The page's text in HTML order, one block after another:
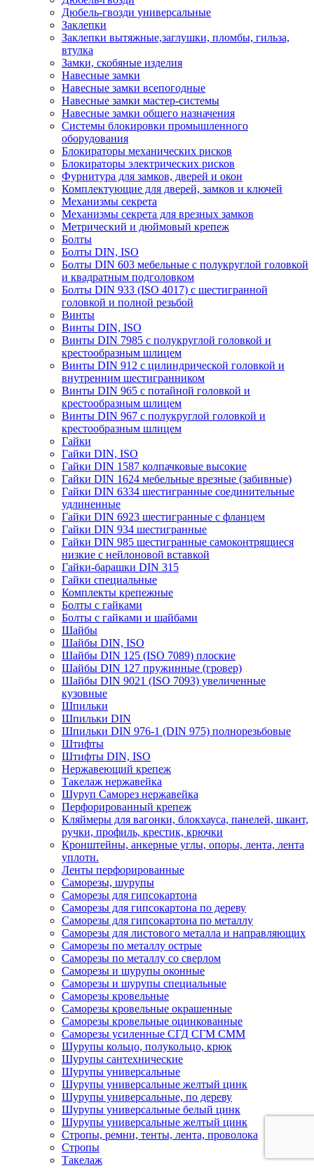
Дюбель-гвозди универсальные
Заклепки
Заклепки вытяжные,заглушки, пломбы, гильза,
втулка
Замки, скобяные изделия
Навесные замки
Навесные замки всепогодные
Навесные замки мастер-системы
Навесные замки общего назначения
Системы блокировки промышленного
оборудования
Блокираторы механических рисков
Блокираторы электрических рисков
Фурнитура для замков, дверей и окон
Комплектующие для дверей, замков и ключей
Механизмы секрета
Механизмы секрета для врезных замков
Метрический и дюймовый крепеж
Болты
Болты DIN, ISO
Болты DIN 603 мебельные с полукруглой головкой
и квадратным подголовком
Болты DIN 933 (ISO 4017) с шестигранной
головкой и полной резьбой
Винты
Винты DIN, ISO
Винты DIN 7985 с полукруглой головкой и
крестообразным шлицем
Винты DIN 912 с цилиндрической головкой и
внутренним шестигранником
Винты DIN 965 с потайной головкой и
крестообразным шлицем
Винты DIN 967 с полукруглой головкой и
крестообразным шлицем
Гайки
Гайки DIN, ISO
Гайки DIN 1587 колпачковые высокие
Гайки DIN 1624 мебельные врезные (забивные)
Гайки DIN 6334 шестигранные соединительные
удлиненные
Гайки DIN 6923 шестигранные с фланцем
Гайки DIN 934 шестигранные
Гайки DIN 985 шестигранные самоконтрящиеся
низкие с нейлоновой вставкой
Гайки-барашки DIN 315
Гайки специальные
Комплекты крепежные
Болты с гайками
Болты с гайками и шайбами
Шайбы
Шайбы DIN, ISO
Шайбы DIN 125 (ISO 7089) плоские
Шайбы DIN 127 пружинные (гровер)
Шайбы DIN 9021 (ISO 7093) увеличенные
кузовные
Шпильки
Шпильки DIN
Шпильки DIN 976-1 (DIN 975) полнорезьбовые
Штифты
Штифты DIN, ISO
Нержавеющий крепеж
Такелаж нержавейка
Шуруп Саморез нержавейка
Перфорированный крепеж
Кляймеры для вагонки, блокхауса, панелей, шкант,
ручки, профиль, крестик, крючки
Кронштейны, анкерные углы, опоры, лента, лента
уплотн.
Ленты перфорированные
Саморезы, шурупы
Саморезы для гипсокартона
Саморезы для гипсокартона по дереву
Саморезы для гипсокартона по металлу
Саморезы для листового металла и направляющих
Саморезы по металлу острые
Саморезы по металлу со сверлом
Саморезы и шурупы оконные
Саморезы и шурупы специальные
Саморезы кровельные
Саморезы кровельные окрашенные
Саморезы кровельные оцинкованные
Саморезы усиленные СГД СГМ СММ
Шурупы кольцо, полукольцо, крюк
Шурупы сантехнические
Шурупы универсальные
Шурупы универсальные желтый цинк
Шурупы универсальные, по дереву
Шурупы универсальные белый цинк
Шурупы универсальные желтый цинк
Стропы, ремни, тенты, лента, проволока
Стропы
Такелаж